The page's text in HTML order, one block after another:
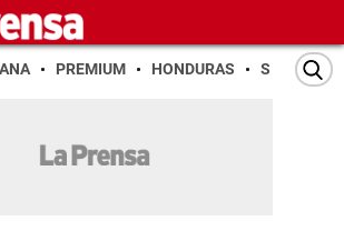
PREMIUM HONDURAS SAN PEDRO